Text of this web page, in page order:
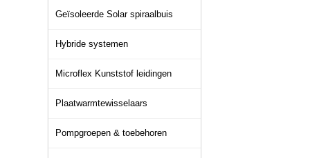
Geïsoleerde Solar spiraalbuis
Hybride systemen
Microflex Kunststof leidingen
Plaatwarmtewisselaars
Pompgroepen & toebehoren